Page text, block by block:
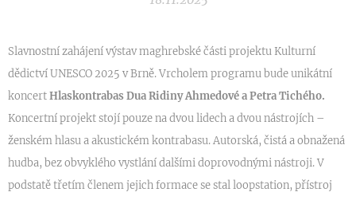
Slavnostní zahájení výstavmaghrebské částiprojektu Kulturní
dědictví UNESCO 2025 v Brně. Vrcholem programu budeunikátní
koncertHlaskontrabas Dua Ridiny Ahmedové a Petra Tichého.
Koncertní projekt stojí pouze na dvou lidech a dvou nástrojích –
ženském hlasua akustickém kontrabasu. Autorská, čistá a obnažená
hudba, bez obvyklého vystlání dalšími doprovodnými nástroji. V
podstatě třetím členem jejich formace se stal loopstation, přístroj